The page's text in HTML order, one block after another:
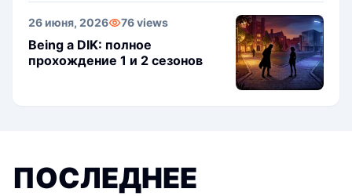
26 июня, 2026 76 views
Being a DIK: полное
прохождение 1 и 2 сезонов
ПОСЛЕДНЕЕ